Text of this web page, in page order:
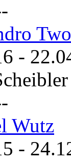
-
Wutz
-